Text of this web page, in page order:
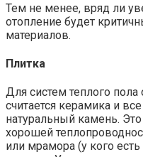
Тем не менее, вряд ли
отопление будет
материалов.
Плитка
Для систем теплого
считается керамика и
натуральный камень.
хорошей
или мрамора (у кого